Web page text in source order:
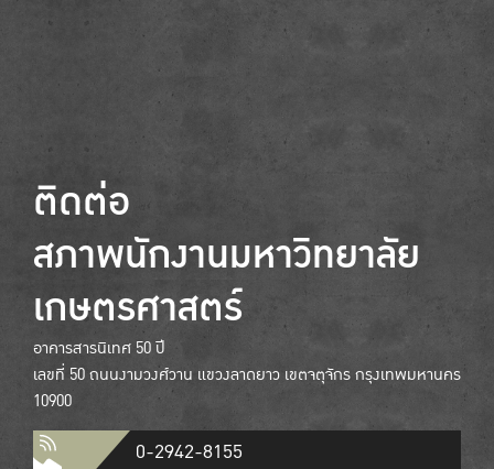
ติดต่อ
สภาพนักงานมหาวิทยาลัย
เกษตรศาสตร์
อาคารสารนิเทศ 50 ปี
เลขที่ 50 ถนนงามวงศ์วาน แขวงลาดยาว เขตจตุจักร กรุงเทพมหานคร
10900
0-2942-8155